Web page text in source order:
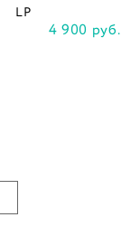
LP
4 900 руб.